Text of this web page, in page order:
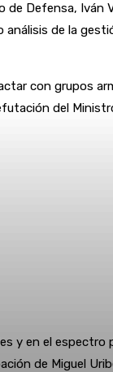
Defensa, Iván
de la
con grupos
del
y en el espectro
de Miguel